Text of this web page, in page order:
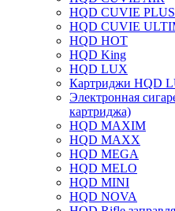
HQD CUVIE PLUS
HQD CUVIE
HQD HOT
HQD King
HQD LUX
Картриджи HQD
Электронная
картриджа)
HQD MAXIM
HQD MAXX
HQD MEGA
HQD MELO
HQD MINI
HQD NOVA